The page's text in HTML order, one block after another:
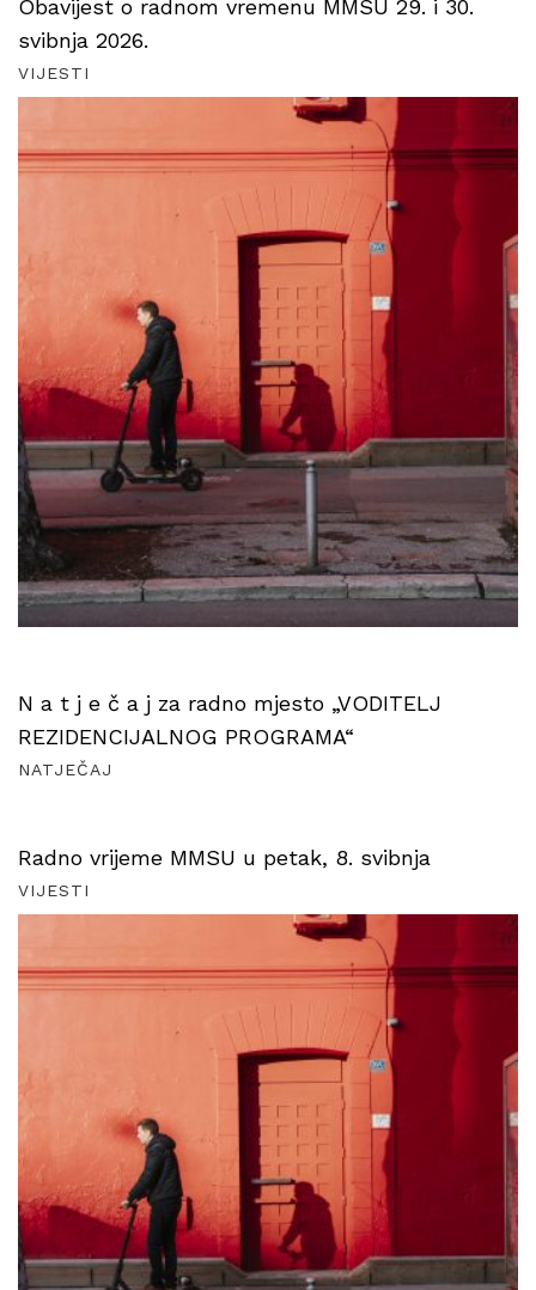
Obavijest o radnom vremenu MMSU 29. i 30.
svibnja 2026.
VIJESTI
N a t j e č a j za radno mjesto „VODITELJ
REZIDENCIJALNOG PROGRAMA“
NATJEČAJ
Radno vrijeme MMSU u petak, 8. svibnja
VIJESTI